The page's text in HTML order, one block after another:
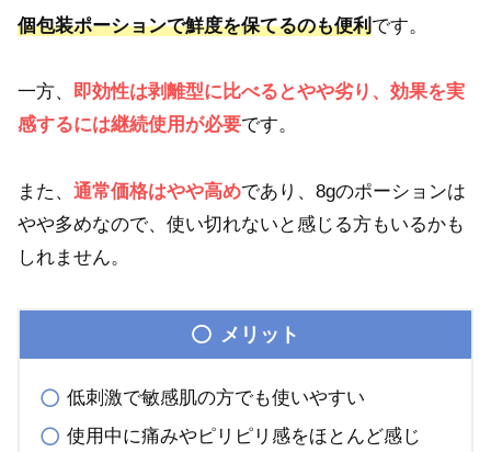
個包装ポーションで鮮度を保てるのも便利です。
一方、 即効性は剥離型に比べるとやや劣り、効果を実
感するには継続使用が必要です。
また、 通常価格はやや高めであり、8gのポーションは
やや多めなので、使い切れないと感じる方もいるかも
しれません。
メリット
低刺激で敏感肌の方でも使いやすい
使用中に痛みやピリピリ感をほとんど感じ